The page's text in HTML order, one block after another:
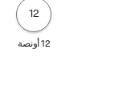
12
12 أونصة